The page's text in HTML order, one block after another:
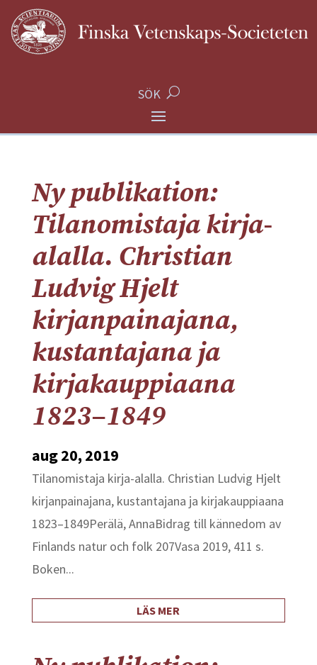
SÖK
Ny publikation:
Tilanomistaja kirja-
alalla. Christian
Ludvig Hjelt
kirjanpainajana,
kustantajana ja
kirjakauppiaana
1823–1849
aug 20, 2019
Tilanomistaja kirja-alalla. Christian Ludvig Hjelt
kirjanpainajana, kustantajana ja kirjakauppiaana
1823–1849Perälä, AnnaBidrag till kännedom av
Finlands natur och folk 207Vasa 2019, 411 s.
Boken...
LÄS MER